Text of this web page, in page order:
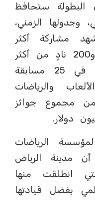
ستحافظ
وجدولها الزمني،
مشاركة أكثر
من 2,000 لاعب ولاعبة، و200 نادٍ من أكثر
من 100 دولة، للمنافسة في 25 مسابقة
والرياضات
من مجموع جوائز
الرياضات
أن مدينة الرياض
انطلقت منها
بفضل قيادتها